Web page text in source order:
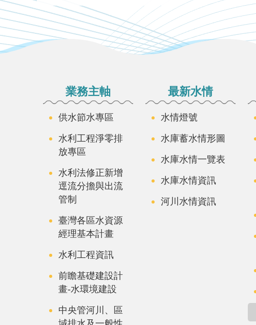
業務主軸
供水節水專區
水利工程淨零排
放專區
水利法修正新增
逕流分擔與出流
管制
臺灣各區水資源
經理基本計畫
水利工程資訊
前瞻基礎建設計
畫-水環境建設
中央管河川、區
最新水情
水情燈號
水庫蓄水情形圖
水庫水情一覽表
水庫水情資訊
河川水情資訊